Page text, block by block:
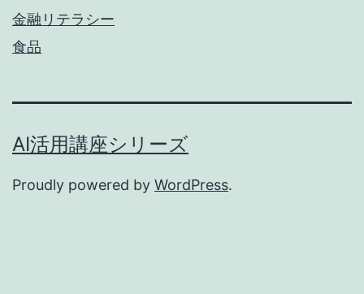
金融リテラシー
食品
AI活用講座シリーズ
Proudly powered by WordPress.